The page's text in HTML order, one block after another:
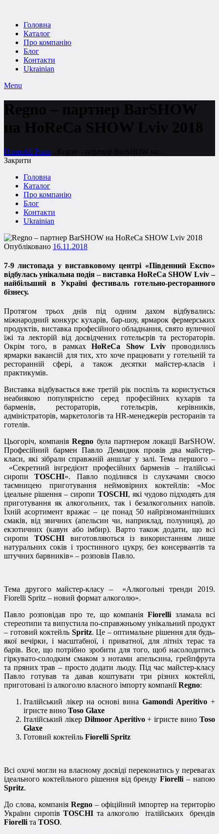
Головна
Каталог
Про компанію
Блог
Контакти
Ukrainian
Menu
Regno – партнер BarSHOW
на HoReCa SHOW Lviv 2018
HomeAll Posts
Regno – партнер BarSHOW на...
Закрити
Головна
Каталог
Про компанію
Блог
Контакти
Ukrainian
Опубліковано 16.11.2018
7-9 листопада у виставковому центрі «Південний Експо»
відбулась унікальна подія – виставка HoReCa SHOW Lviv –
найбільший в Україні фестиваль готельно-ресторанного
бізнесу.
Протягом трьох днів під одним дахом відбувались:
міжнародний конкурс кухарів, бар-шоу, ярмарок фермерських
продуктів, виставка професійного обладнання, свято вуличної
їжі та лекторій від досвідчених готельєрів та рестораторів.
Окрім того, в рамкахHoReCa Show Lviv проводились
ярмарки вакансій для тих, хто хоче працювати у готельній та
ресторанній сфері, а також десятки майстер-класів і
практикумів.
Виставка відбувається вже третій рік поспіль та користується
неабиякою популярністю серед професійних кухарів та
барменів, рестораторів, готельєрів, керівників,
адміністраторів, маркетологів та HR-менеджерів ресторанів та
готелів.
Цьогоріч, компаніяRegno була партнером локації BarSHOW.
Професійний бармен Павло Демидюк провів два майстер-
класи, які зібрали справжній аншлаг у залі. Тема першого –
«Секретний інгредієнт професійних барменів – італійські
сиропиTOSCHI». Павло поділився із слухачами своєю
таємницею приготування неймовірних коктейлів: «Моє
ідеальне рішення – сиропи TOSCHI, які чудово підходять для
приготування як алкогольних, так і безалкогольних напоїв.
Їхній асортимент вражає – це понад 50 найрізноманітніших
смаків, від звичних (апельсин чи, наприклад, полуниця), до
екзотичних (кавун або імбир). Варто також додати, що всі
сиропи TOSCHIвиготовляються із використанням лише
натуральних соків і тростинного цукру, без консервантів та
штучних барвників» – розповів Павло.
Тема другого майстер-класу – «Алкогольні тренди 2019.
Fiorelli Spritz – новий формат алкоголю».
Павло розповідав про те, що компанія Fiorelliзламала всі
стереотипи та випустила по-справжньому унікальний продукт
– готовий коктейль Spritz. Це – оптимальне рішення для будь-
якої вечірки, і масштабної, і приватної, для літніх терас та
барів. Все, що потрібно зробити для того, щоб насолодитись
гіркувато-солодким смаком з нотами апельсина, грейпфрута
та пряних трав – просто додати льоду. Під час майстер-класу
Павло готував та давав коштувати три різних коктейлі,
приготовані із алкоголю власного імпорту компаніїRegno:
Італійський лікер на основі вина Gamondi Aperitivo +
ігристе вино Toso Glaxe
Італійський лікер Dilmoor Aperitivo+ ігристе виноToso
Glaxe
Готовий коктейль Fiorelli Spritz
Всі охочі могли на власному досвіді переконатись у перевагах
ідеального коктейльного рішення від брендуFiorelli– напою
Spritz.
До слова, компанія Regno – офіційний імпортер на територію
України сиропівTOSCHI та алкоголю італійських брендів
Fiorelliта TOSO.